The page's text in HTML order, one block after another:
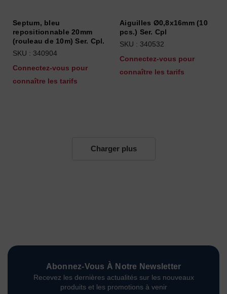
Septum, bleu
repositionnable 20mm
(rouleau de 10m) Ser. Cpl.
SKU : 340904
Connectez-vous pour
connaître les tarifs
Aiguilles Ø0,8x16mm (10
pcs.) Ser. Cpl
SKU : 340532
Connectez-vous pour
connaître les tarifs
Charger plus
Abonnez-Vous À Notre Newsletter
Recevez les dernières actualités sur les nouveaux
produits et les promotions à venir